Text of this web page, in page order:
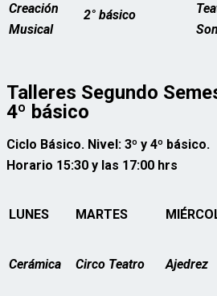
Creación
Musical
2° básico
Talleres Segundo
4º básico
Ciclo Básico. Nivel: 3º y 4º básico.
Horario 15:30 y las 17:00 hrs
LUNES MARTES
Cerámica Circo Teatro Ajedrez